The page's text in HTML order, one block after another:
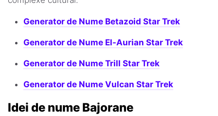
Generator de Nume Betazoid Star Trek
Generator de Nume El-Aurian Star Trek
Generator de Nume Trill Star Trek
Generator de Nume Vulcan Star Trek
Idei de nume Bajorane